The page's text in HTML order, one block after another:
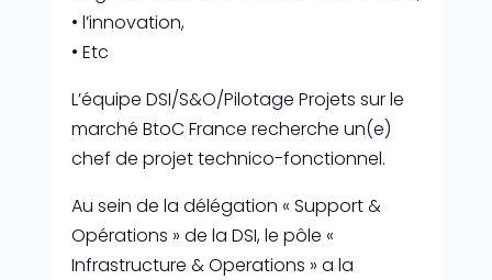
• l’innovation,
• Etc
L’équipe DSI/S&O/Pilotage Projets sur le
marché BtoC France recherche un(e)
chef de projet technico-fonctionnel.
Au sein de la délégation « Support &
Opérations » de la DSI, le pôle «
Infrastructure & Operations » a la